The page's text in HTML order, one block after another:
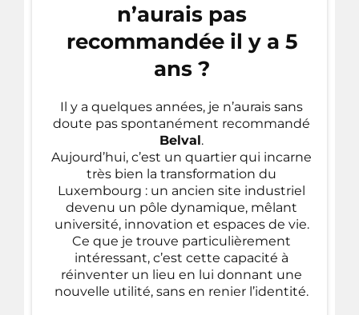
n’aurais pas
recommandée il y a 5
ans ?
Il y a quelques années, je n’aurais sans
doute pas spontanément recommandé
Belval.
Aujourd’hui, c’est un quartier qui incarne
très bien la transformation du
Luxembourg : un ancien site industriel
devenu un pôle dynamique, mêlant
université, innovation et espaces de vie.
Ce que je trouve particulièrement
intéressant, c’est cette capacité à
réinventer un lieu en lui donnant une
nouvelle utilité, sans en renier l’identité.